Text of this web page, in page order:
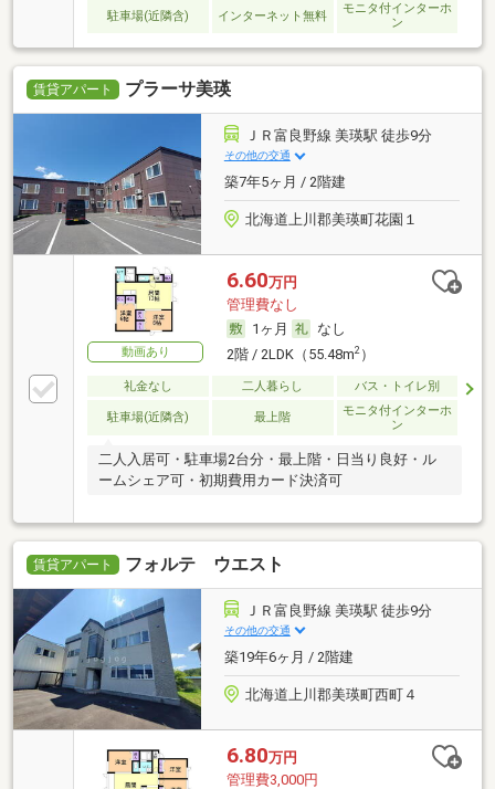
駐車場(近隣含) インターネット無料
モニタ付インターホ
ン
賃貸アパート プラーサ美瑛
ＪＲ富良野線 美瑛駅 徒歩9分
その他の交通
築7年5ヶ月 / 2階建
北海道上川郡美瑛町花園１
動画あり
6.60万円
管理費なし
1ヶ月
なし
2階 / 2LDK（55.48m2）
礼金なし 二人暮らし バス・トイレ別
駐車場(近隣含) 最上階
モニタ付インターホ
ン
二人入居可・駐車場2台分・最上階・日当り良好・ル
ームシェア可・初期費用カード決済可
賃貸アパート フォルテ ウエスト
ＪＲ富良野線 美瑛駅 徒歩9分
その他の交通
築19年6ヶ月 / 2階建
北海道上川郡美瑛町西町４
6.80万円
管理費3,000円